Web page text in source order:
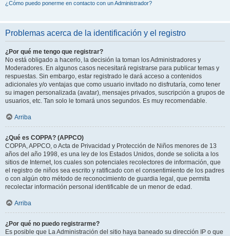
¿Cómo puedo ponerme en contacto con un Administrador?
Problemas acerca de la identificación y el registro
¿Por qué me tengo que registrar?
No está obligado a hacerlo, la decisión la toman los Administradores y
Moderadores. En algunos casos necesitará registrarse para publicar temas y
respuestas. Sin embargo, estar registrado le dará acceso a contenidos
adicionales y/o ventajas que como usuario invitado no disfrutaría, como tener
su imagen personalizada (avatar), mensajes privados, suscripción a grupos de
usuarios, etc. Tan solo le tomará unos segundos. Es muy recomendable.
Arriba
¿Qué es COPPA? (APPCO)
COPPA, APPCO, o Acta de Privacidad y Protección de Niños menores de 13
años del año 1998, es una ley de los Estados Unidos, donde se solicita a los
sitios de Internet, los cuales son potenciales recolectores de información, que
el registro de niños sea escrito y ratificado con el consentimiento de los padres
o con algún otro método de reconocimiento de guardia legal, que permita
recolectar información personal identificable de un menor de edad.
Arriba
¿Por qué no puedo registrarme?
Es posible que La Administración del sitio haya baneado su dirección IP o que